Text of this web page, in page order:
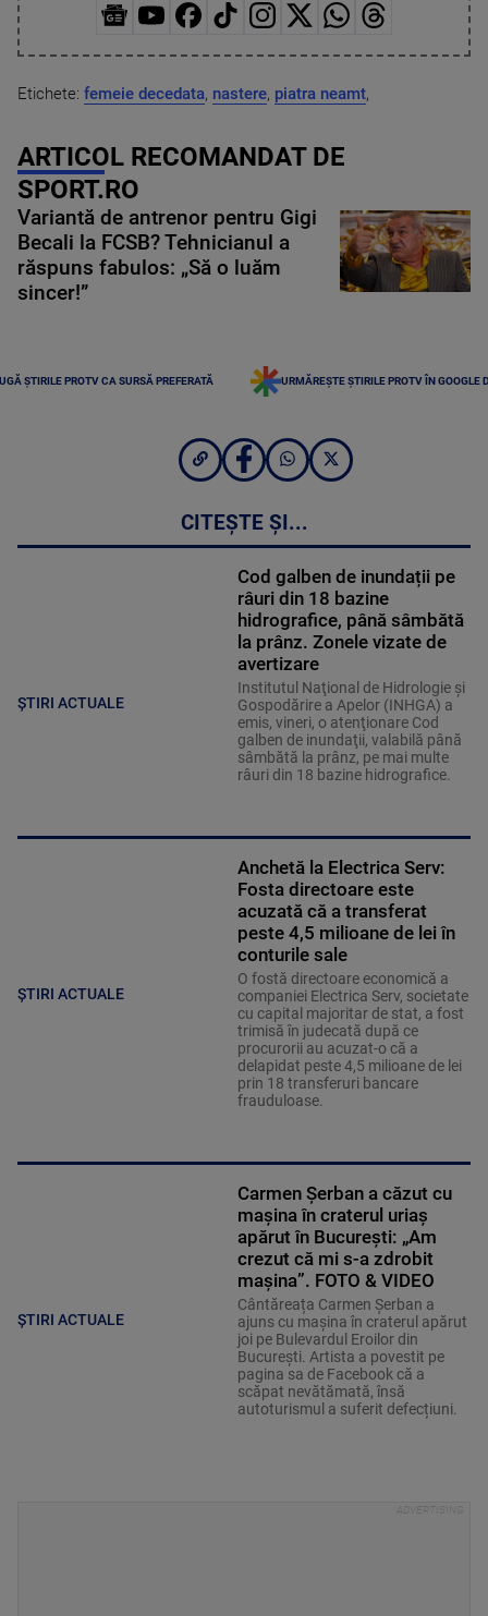
Etichete: femeie decedata, nastere, piatra neamt,
ARTICOL RECOMANDAT DE
SPORT.RO
Variantă de antrenor pentru Gigi
Becali la FCSB? Tehnicianul a
răspuns fabulos: „Să o luăm
sincer!”
ȘTIRILE PROTV CA SURSĂ PREFERATĂ URMĂREȘTE ȘTIRILE PROTV ÎN GOOGLE
CITEȘTE ȘI...
ȘTIRI ACTUALE
Cod galben de inundații pe
râuri din 18 bazine
hidrografice, până sâmbătă
la prânz. Zonele vizate de
avertizare
Institutul Naţional de Hidrologie şi
Gospodărire a Apelor (INHGA) a
emis, vineri, o atenţionare Cod
galben de inundaţii, valabilă până
sâmbătă la prânz, pe mai multe
râuri din 18 bazine hidrografice.
ȘTIRI ACTUALE
Anchetă la Electrica Serv:
Fosta directoare este
acuzată că a transferat
peste 4,5 milioane de lei în
conturile sale
O fostă directoare economică a
companiei Electrica Serv, societate
cu capital majoritar de stat, a fost
trimisă în judecată după ce
procurorii au acuzat-o că a
delapidat peste 4,5 milioane de lei
prin 18 transferuri bancare
frauduloase.
ȘTIRI ACTUALE
Carmen Șerban a căzut cu
mașina în craterul uriaș
apărut în București: „Am
crezut că mi s-a zdrobit
mașina”. FOTO & VIDEO
Cântăreața Carmen Șerban a
ajuns cu mașina în craterul apărut
joi pe Bulevardul Eroilor din
București. Artista a povestit pe
pagina sa de Facebook că a
scăpat nevătămată, însă
autoturismul a suferit defecțiuni.